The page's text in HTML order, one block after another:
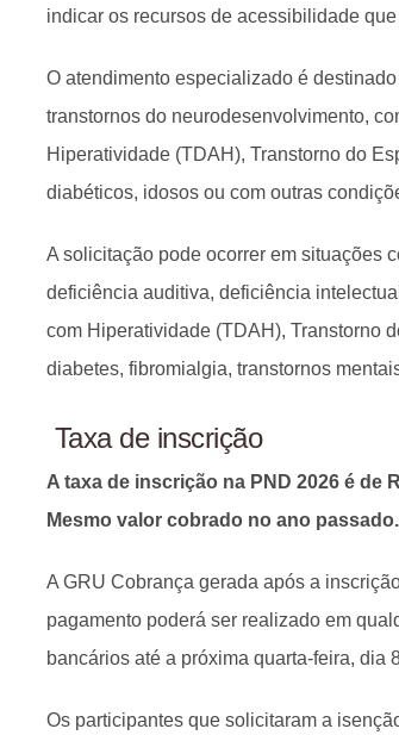
indicar os recursos de acessibilidade
O atendimento especializado é
transtornos do neurodesenvolvimento,
Hiperatividade (TDAH), Transtorno do
diabéticos, idosos ou com outras
A solicitação pode ocorrer em situações
deficiência auditiva, deficiência
com Hiperatividade (TDAH), Transtorno
diabetes, fibromialgia, transtornos
Taxa de inscrição
A taxa de inscrição na PND 2026 é de
Mesmo valor cobrado no ano passado.
A GRU Cobrança gerada após a
pagamento poderá ser realizado em
bancários até a próxima quarta-feira, dia
Os participantes que solicitaram a